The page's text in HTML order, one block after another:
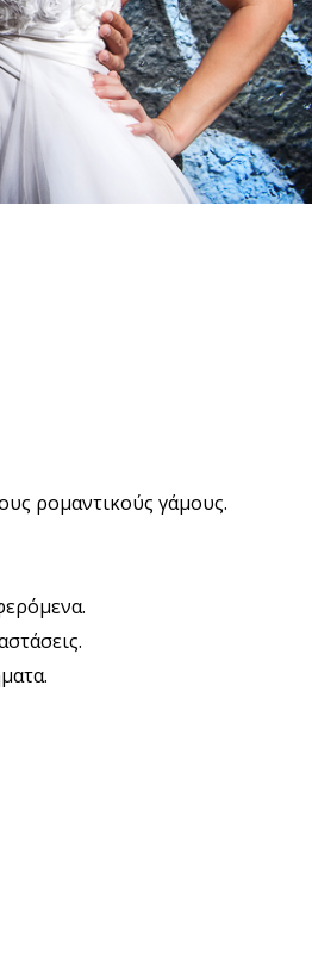
ρομαντικούς γάμους.